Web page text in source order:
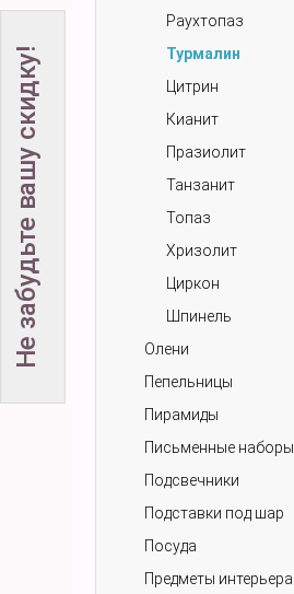
Раухтопаз
Турмалин
Цитрин
Кианит
Празиолит
Танзанит
Топаз
Хризолит
Циркон
Шпинель
Олени
Пепельницы
Пирамиды
Письменные наборы
Подсвечники
Подставки под шар
Посуда
Предметы интерьера
Не забудьте вашу скидку!